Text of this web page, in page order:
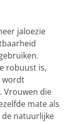
jaloezie
robuust is,
wordt
Vrouwen die
mate als
natuurlijke